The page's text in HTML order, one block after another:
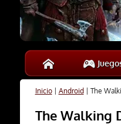
Inicio| Android| The
The Walking